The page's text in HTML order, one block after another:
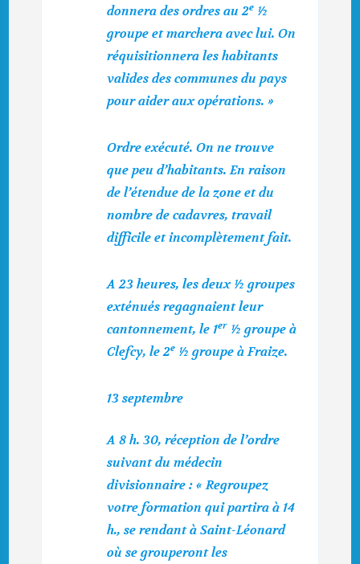
donnera des ordres au 2e ½
groupe et marchera avec lui. On
réquisitionnera les habitants
valides des communes du pays
pour aider aux opérations. »
Ordre exécuté.On ne trouve
que peu d’habitants. En raison
de l’étendue de la zone et du
nombre de cadavres, travail
difficile et incomplètement fait.
A 23 heures, les deux ½ groupes
exténués regagnaient leur
cantonnement, le 1er ½ groupe à
Clefcy, le 2e ½ groupe à Fraize.
13 septembre
A 8 h. 30, réception de l’ordre
suivant du médecin
divisionnaire : « Regroupez
votre formation qui partira à 14
h., se rendant à Saint-Léonard
où se grouperont les